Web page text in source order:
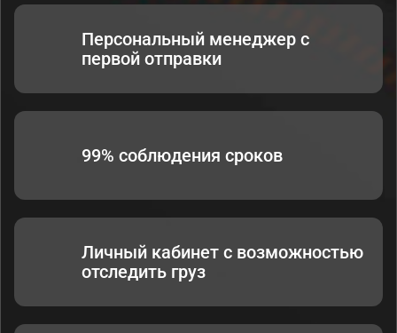
Персональный менеджер с
первой отправки
99% соблюдения сроков
Личный кабинет с возможностью
отследить груз